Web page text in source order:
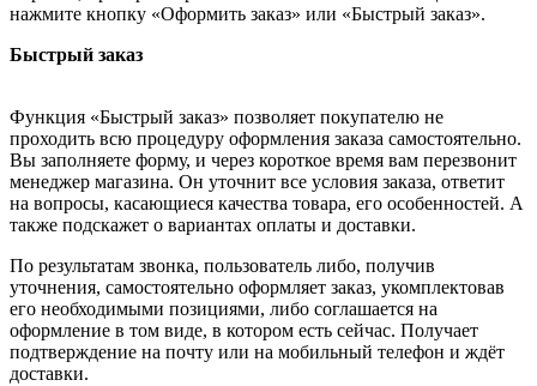
нажмите кнопку «Оформить заказ» или «Быстрый заказ».
Быстрый заказ
Функция «Быстрый заказ» позволяет покупателю не
проходить всю процедуру оформления заказа самостоятельно.
Вы заполняете форму, и через короткое время вам перезвонит
менеджер магазина. Он уточнит все условия заказа, ответит
на вопросы, касающиеся качества товара, его особенностей. А
также подскажет о вариантах оплаты и доставки.
По результатам звонка, пользователь либо, получив
уточнения, самостоятельно оформляет заказ, укомплектовав
его необходимыми позициями, либо соглашается на
оформление в том виде, в котором есть сейчас. Получает
подтверждение на почту или на мобильный телефон и ждёт
доставки.